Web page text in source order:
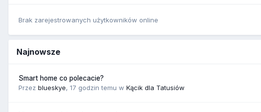
Brak zarejestrowanych użytkowników online
Najnowsze
Smart home co polecacie?
Przez blueskye, 17 godzin temu w Kącik dla Tatusiów